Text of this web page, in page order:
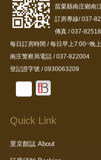
苗栗縣南庄鄉南
訂房專線/ 037-
傳真 / 037-
每日訂房時間 / 每日早上7:00~晚
南庄警察局電話 / 037-822004
登記證字號 / 0930063209
Quick Link
里京館誌 About